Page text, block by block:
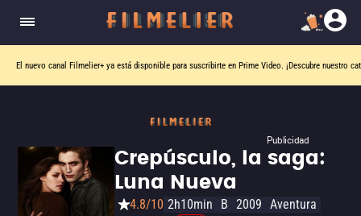
El nuevo canal Filmelier+ ya está disponible para suscribirte en Prime Video. ¡Descubre nuestro
Publicidad
Crepúsculo, la saga:
Luna Nueva
4.8/10 2h10min B 2009 Aventura